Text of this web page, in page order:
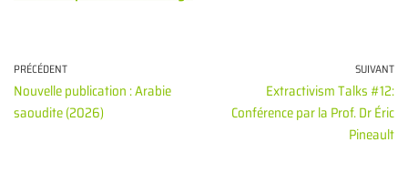
PRÉCÉDENT
Nouvelle publication : Arabie
saoudite (2026)
SUIVANT
Extractivism Talks #12:
Conférence par la Prof. Dr Éric
Pineault